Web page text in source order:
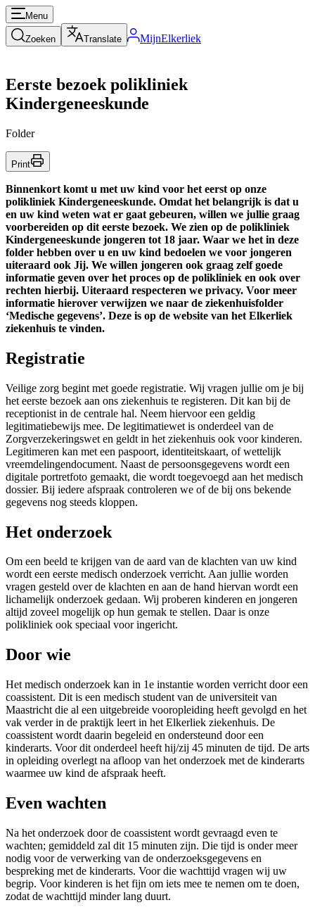
Menu
Zoeken Translate MijnElkerliek
Eerste bezoek polikliniek
Kindergeneeskunde
Folder
Print
Binnenkort komt u met uw kind voor het eerst op onze
polikliniek Kindergeneeskunde. Omdat het belangrijk is dat u
en uw kind weten wat er gaat gebeuren, willen we jullie graag
voorbereiden op dit eerste bezoek. We zien op de polikliniek
Kindergeneeskunde jongeren tot 18 jaar. Waar we het in deze
folder hebben over u en uw kind bedoelen we voor jongeren
uiteraard ook Jij. We willen jongeren ook graag zelf goede
informatie geven over het proces op de polikliniek en ook over
rechten hierbij. Uiteraard respecteren we privacy. Voor meer
informatie hierover verwijzen we naar de ziekenhuisfolder
‘Medische gegevens’. Deze is op de website van het Elkerliek
ziekenhuis te vinden.
Registratie
Veilige zorg begint met goede registratie. Wij vragen jullie om je bij
het eerste bezoek aan ons ziekenhuis te registeren. Dit kan bij de
receptionist in de centrale hal. Neem hiervoor een geldig
legitimatiebewijs mee. De legitimatiewet is onderdeel van de
Zorgverzekeringswet en geldt in het ziekenhuis ook voor kinderen.
Legitimeren kan met een paspoort, identiteitskaart, of wettelijk
vreemdelingendocument. Naast de persoonsgegevens wordt een
digitale portretfoto gemaakt, die wordt toegevoegd aan het medisch
dossier. Bij iedere afspraak controleren we of de bij ons bekende
gegevens nog steeds kloppen.
Het onderzoek
Om een beeld te krijgen van de aard van de klachten van uw kind
wordt een eerste medisch onderzoek verricht. Aan jullie worden
vragen gesteld over de klachten en aan de hand hiervan wordt een
lichamelijk onderzoek gedaan. Wij proberen kinderen en jongeren
altijd zoveel mogelijk op hun gemak te stellen. Daar is onze
polikliniek ook speciaal voor ingericht.
Door wie
Het medisch onderzoek kan in 1e instantie worden verricht door een
coassistent. Dit is een medisch student van de universiteit van
Maastricht die al een uitgebreide vooropleiding heeft gevolgd en het
vak verder in de praktijk leert in het Elkerliek ziekenhuis. De
coassistent wordt daarin begeleid en ondersteund door een
kinderarts. Voor dit onderdeel heeft hij/zij 45 minuten de tijd. De arts
in opleiding overlegt na afloop van het onderzoek met de kinderarts
waarmee uw kind de afspraak heeft.
Even wachten
Na het onderzoek door de coassistent wordt gevraagd even te
wachten; gemiddeld zal dit 15 minuten zijn. Die tijd is onder meer
nodig voor de verwerking van de onderzoeksgegevens en
bespreking met de kinderarts. Voor die wachttijd vragen wij uw
begrip. Voor kinderen is het fijn om iets mee te nemen om te doen,
zodat de wachttijd minder lang duurt.